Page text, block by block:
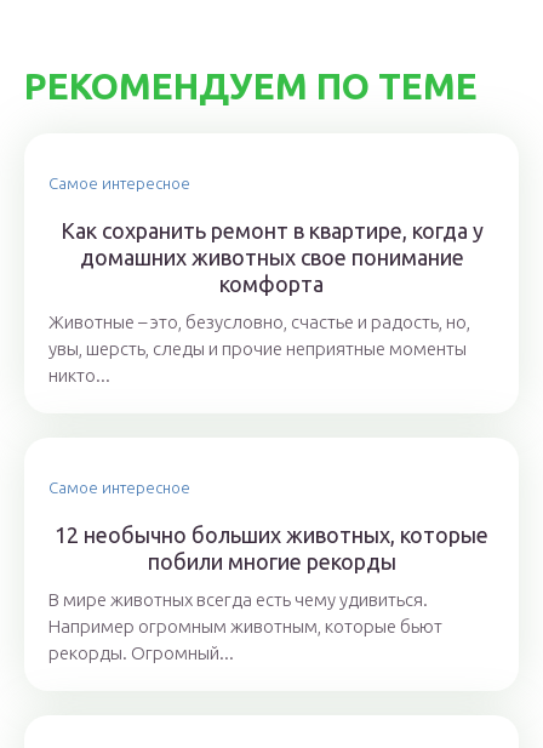
РЕКОМЕНДУЕМ ПО ТЕМЕ
Самое интересное
Как сохранить ремонт в квартире, когда у
домашних животных свое понимание
комфорта
Животные – это, безусловно, счастье и радость, но,
увы, шерсть, следы и прочие неприятные моменты
никто...
Самое интересное
12 необычно больших животных, которые
побили многие рекорды
В мире животных всегда есть чему удивиться.
Например огромным животным, которые бьют
рекорды. Огромный...